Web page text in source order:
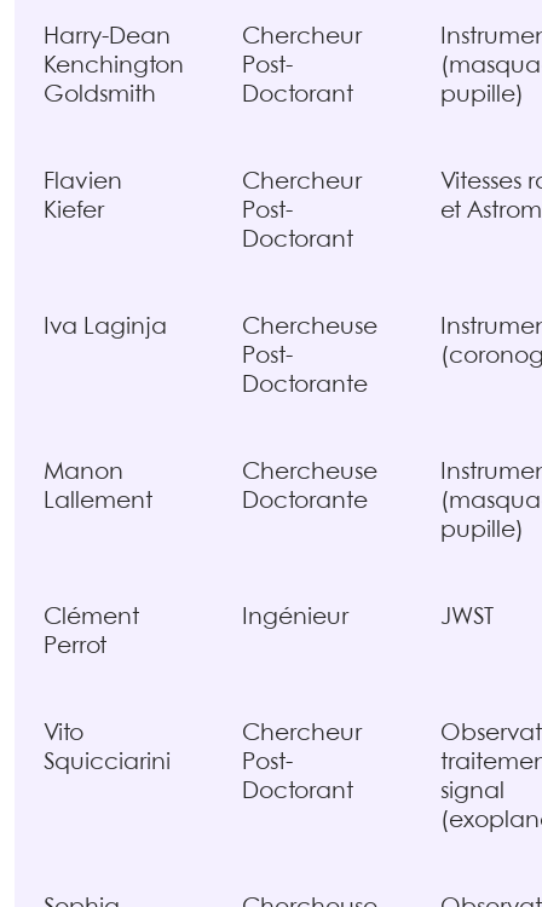
Harry-Dean
Kenchington
Goldsmith
Chercheur
Post-
Doctorant
pupille)
Flavien
Kiefer
Chercheur
Post-
Doctorant
Vitesses
et
Iva Laginja
Chercheuse
Post-
Doctorante
Manon
Lallement
Chercheuse
Doctorante
pupille)
Clément
Perrot
Ingénieur JWST
Vito
Squicciarini
Chercheur
Post-
Doctorant
signal